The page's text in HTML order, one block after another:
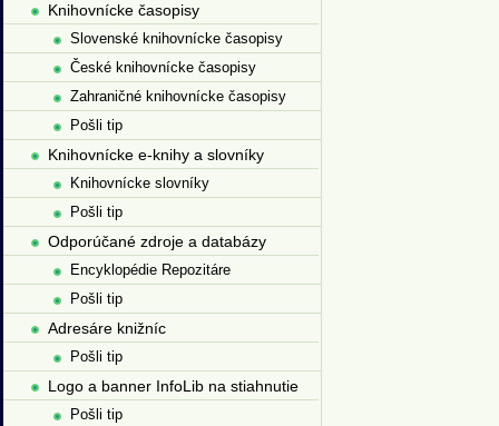
Knihovnícke časopisy
Slovenské knihovnícke časopisy
České knihovnícke časopisy
Zahraničné knihovnícke časopisy
Pošli tip
Knihovnícke e-knihy a slovníky
Knihovnícke slovníky
Pošli tip
Odporúčané zdroje a databázy
Encyklopédie Repozitáre
Pošli tip
Adresáre knižníc
Pošli tip
Logo a banner InfoLib na stiahnutie
Pošli tip